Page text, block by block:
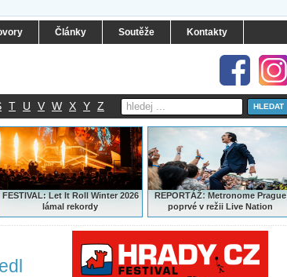
Články Soutěže Kontakty
T U V W X Y Z
FESTIVAL: Let It Roll Winter 2026
lámal rekordy
REPORTÁŽ:Metronome Prague
poprvé v režii Live Nation